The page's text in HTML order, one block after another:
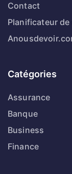
Contact
Planificateur
Catégories
Assurance
Banque
Business
Finance